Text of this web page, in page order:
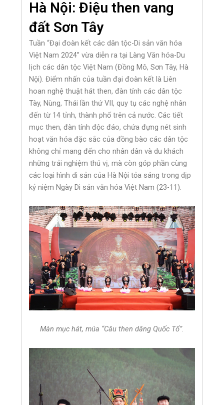
Hà Nội: Điệu then vang
đất Sơn Tây
Tuần “Đại đoàn kết các dân tộc-Di sản văn hóa
Việt Nam 2024” vừa diễn ra tại Làng Văn hóa-Du
lịch các dân tộc Việt Nam (Đồng Mô, Sơn Tây, Hà
Nội). Điểm nhấn của tuần đại đoàn kết là Liên
hoan nghệ thuật hát then, đàn tính các dân tộc
Tày, Nùng, Thái lần thứ VII, quy tụ các nghệ nhân
đến từ 14 tỉnh, thành phố trên cả nước. Các tiết
mục then, đàn tính độc đáo, chứa đựng nét sinh
hoạt văn hóa đặc sắc của đồng bào các dân tộc
không chỉ mang đến cho nhân dân và du khách
những trải nghiệm thú vị, mà còn góp phần cùng
các loại hình di sản của Hà Nội tỏa sáng trong dịp
kỷ niệm Ngày Di sản văn hóa Việt Nam (23-11).
Màn mục hát, múa “Câu then dâng Quốc Tổ”.